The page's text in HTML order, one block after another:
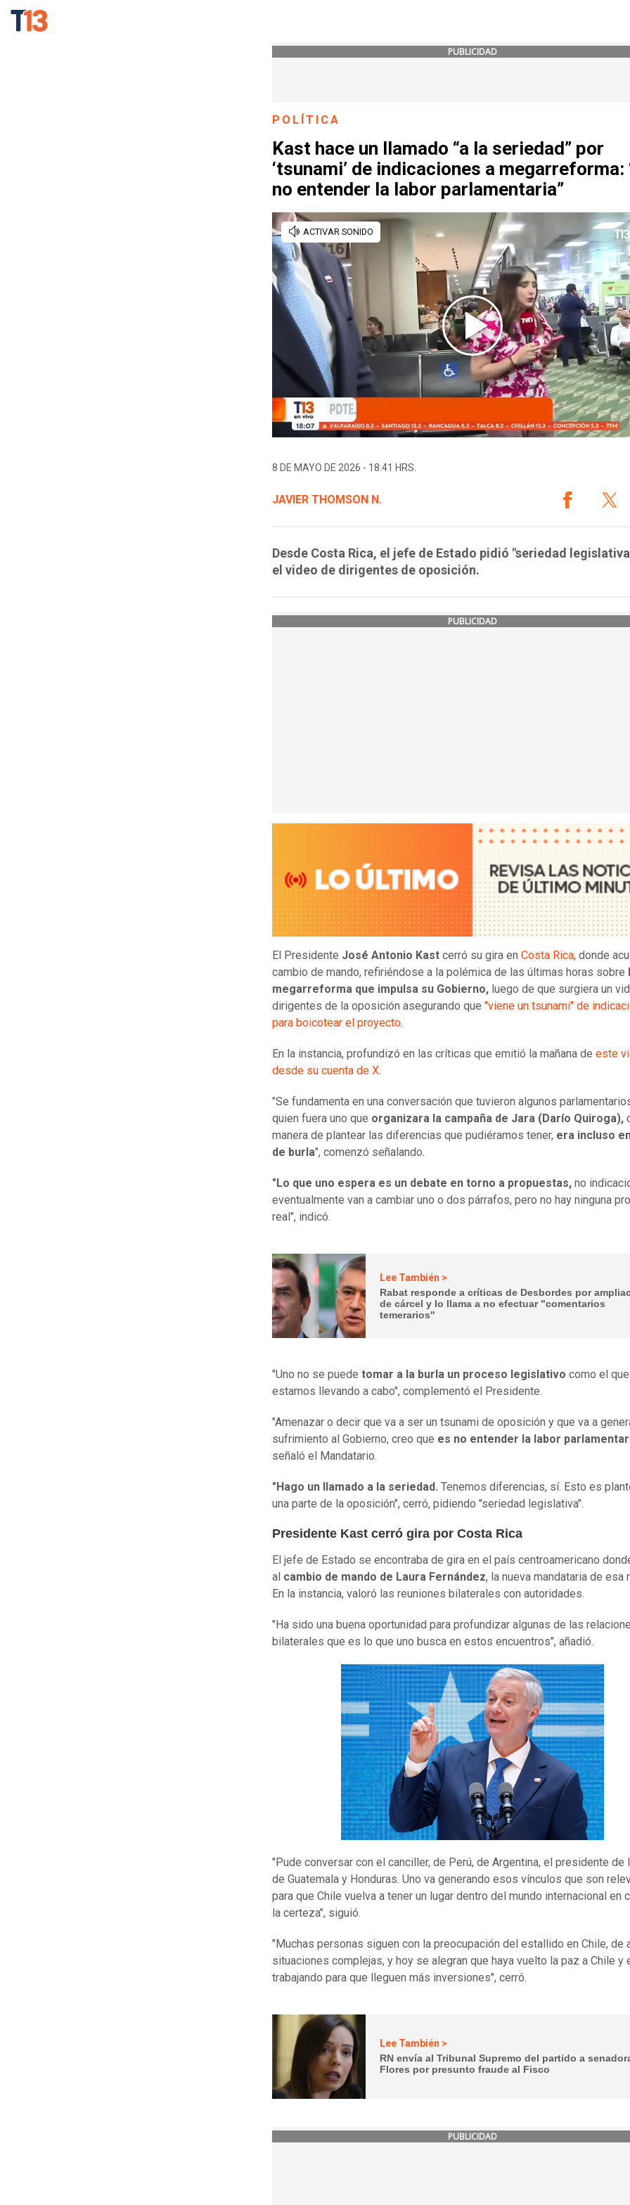
PUBLICIDAD
POLÍTICA
Kast hace un llamado “a la seriedad” por
‘tsunami’ de indicaciones a megarreforma:
no entender la labor parlamentaria”
8 DE MAYO DE 2026 - 18:41 HRS.
JAVIER THOMSON N.
Desde Costa Rica, el jefe de Estado pidió "seriedad
el video de dirigentes de oposición.
PUBLICIDAD
El Presidente José Antonio Kast cerró su gira en Costa Rica, donde
cambio de mando, refiriéndose a la polémica de las últimas horas sobre
megarreforma que impulsa su Gobierno, luego de que surgiera un
dirigentes de la oposición asegurando que "viene un tsunami" de
para boicotear el proyecto.
En la instancia, profundizó en las críticas que emitió la mañana de este
desde su cuenta de X.
"Se fundamenta en una conversación que tuvieron algunos
quien fuera uno que organizara la campaña de Jara (Darío Quiroga),
manera de plantear las diferencias que pudiéramos tener, era incluso
de burla", comenzó señalando.
"Lo que uno espera es un debate en torno a propuestas, no
eventualmente van a cambiar uno o dos párrafos, pero no hay ninguna
real", indicó.
Lee También >
Rabat responde a críticas de Desbordes por
de cárcel y lo llama a no efectuar "comentarios
temerarios"
"Uno no se puede tomar a la burla un proceso legislativo como el que
estamos llevando a cabo", complementó el Presidente.
"Amenazar o decir que va a ser un tsunami de oposición y que va a
sufrimiento al Gobierno, creo que es no entender la labor
señaló el Mandatario.
"Hago un llamado a la seriedad. Tenemos diferencias, sí. Esto es
una parte de la oposición", cerró, pidiendo "seriedad legislativa".
Presidente Kast cerró gira por Costa Rica
El jefe de Estado se encontraba de gira en el país centroamericano
al cambio de mando de Laura Fernández, la nueva mandataria de esa
En la instancia, valoró las reuniones bilaterales con autoridades.
"Ha sido una buena oportunidad para profundizar algunas de las
bilaterales que es lo que uno busca en estos encuentros", añadió.
"Pude conversar con el canciller, de Perú, de Argentina, el presidente de
de Guatemala y Honduras. Uno va generando esos vínculos que son
para que Chile vuelva a tener un lugar dentro del mundo internacional en
la certeza", siguió.
"Muchas personas siguen con la preocupación del estallido en Chile, de
situaciones complejas, y hoy se alegran que haya vuelto la paz a Chile y
trabajando para que lleguen más inversiones", cerró.
Lee También >
RN envía al Tribunal Supremo del partido a
Flores por presunto fraude al Fisco
PUBLICIDAD